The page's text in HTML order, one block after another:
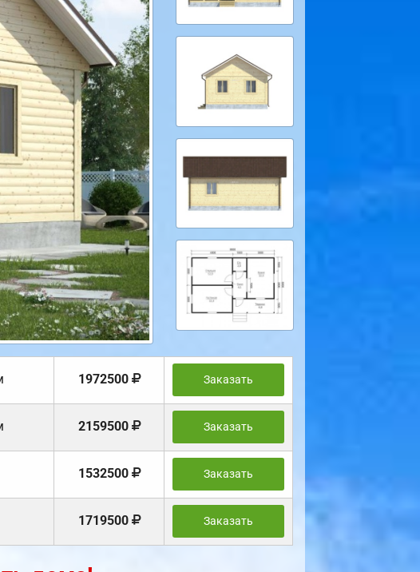
1972500 Заказать
2159500 Заказать
1532500 Заказать
1719500 Заказать